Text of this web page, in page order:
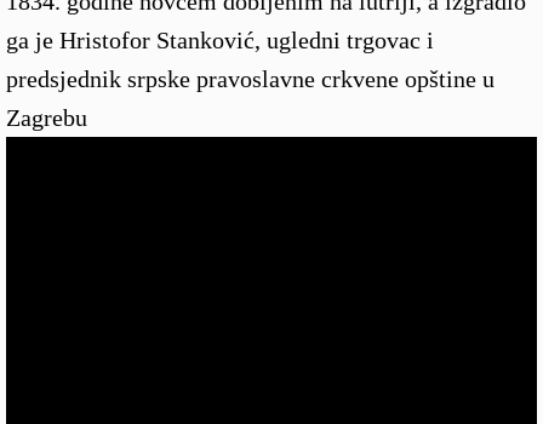
ga je Hristofor Stanković, ugledni trgovac i
predsjednik srpske pravoslavne crkvene opštine u
Zagrebu